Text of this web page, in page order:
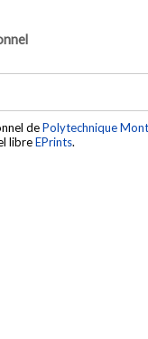
dePolytechnique
libreEPrints.